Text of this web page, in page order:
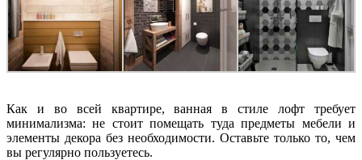
Как и во всей квартире, ванная в стиле лофт требует
минимализма: не стоит помещать туда предметы мебели и
элементы декора без необходимости. Оставьте только то, чем
вы регулярно пользуетесь.